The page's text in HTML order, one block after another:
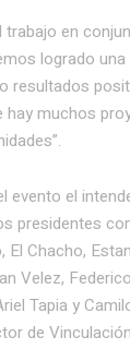
trabajo en
logrado
resultados
muchos
evento el
presidentes
El Chacho,
Velez,
Tapia y
de